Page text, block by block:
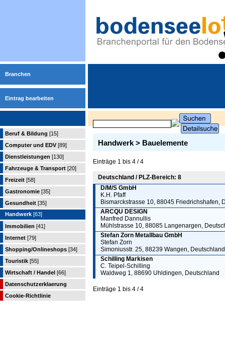
Branchen
Eintrag bearbeiten
Beruf & Bildung [15]
Computer und EDV [89]
Dienstleistungen [130]
Fahrzeuge & Transport [20]
Freizeit [58]
Gastronomie [35]
Gesundheit [35]
Handwerk [63]
Immobilien [41]
Internet [79]
Shopping/Onlineshops [34]
Touristik [55]
Wirtschaft / Handel [66]
Datenschutzerklaerung
Cookie-Richtlinie
Handwerk > Bauelemente
Einträge 1 bis 4 / 4
Deutschland / PLZ-Bereich: 8
D/M/S GmbH
K.H. Pfaff
Bismarckstrasse 10, 88045 Friedrichshafen,
ARCQU DESIGN
Manfred Dannullis
Mühlstrasse 10, 88085 Langenargen,
Stefan Zorn Metallbau GmbH
Stefan Zorn
Simoniusstr. 25, 88239 Wangen, Deutschland
Schilling Markisen
C. Teipel-Schilling
Waldweg 1, 88690 Uhldingen, Deutschland
Einträge 1 bis 4 / 4